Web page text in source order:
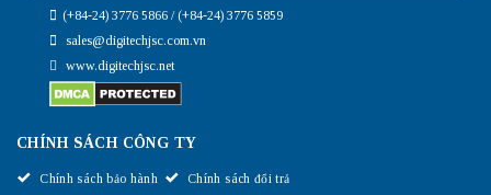
(+84-24) 3776 5866 / (+84-24) 3776 5859
sales@digitechjsc.com.vn
www.digitechjsc.net
CHÍNH SÁCH CÔNG TY
Chính sách bảo hành Chính sách đổi trả